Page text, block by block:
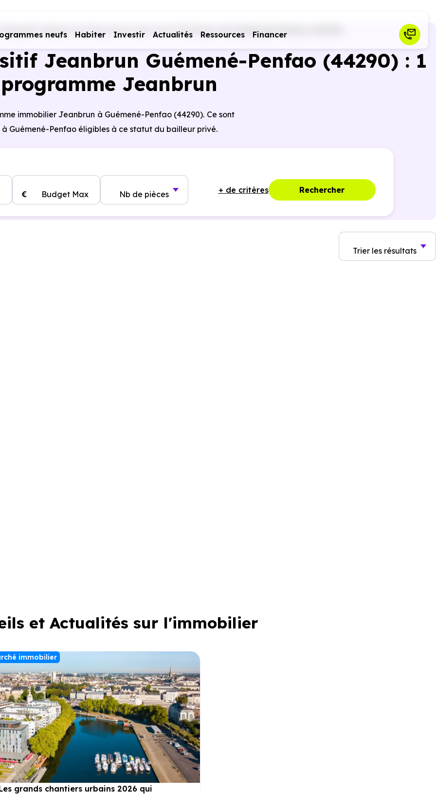
neufs Habiter Investir Actualités Ressources Financer
Dispositif Jeanbrun en Pays de la Loire Loire-Atlantique (44) Guémené-Penfao (44290)
Jeanbrun Guémené-Penfao (44290) : 1
programme Jeanbrun
immobilier Jeanbrun à Guémené-Penfao (44290). Ce sont
Guémené-Penfao éligibles à ce statut du bailleur privé.
Budget Max
€ Nb de pièces + de critères Rechercher
Trier les résultats
et Actualités sur l'immobilier
immobilier
grands chantiers urbains 2026 qui